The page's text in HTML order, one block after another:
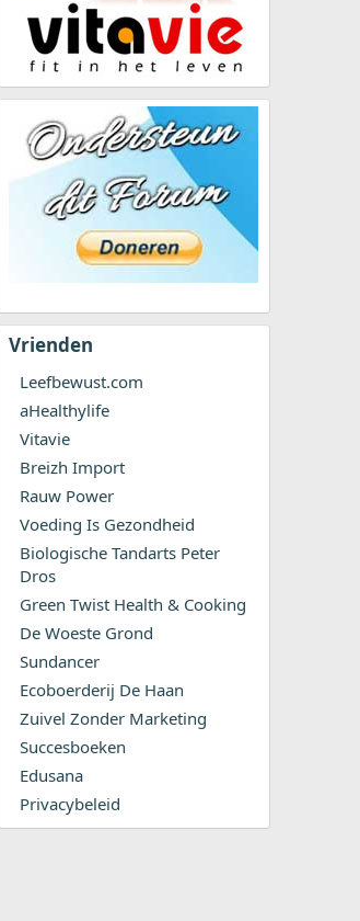
Vrienden
Leefbewust.com
aHealthylife
Vitavie
Breizh Import
Rauw Power
Voeding Is Gezondheid
Biologische Tandarts Peter
Dros
Green Twist Health & Cooking
De Woeste Grond
Sundancer
Ecoboerderij De Haan
Zuivel Zonder Marketing
Succesboeken
Edusana
Privacybeleid